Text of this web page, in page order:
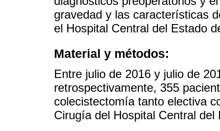
gravedad y las características
el Hospital Central del Estado
Material y métodos:
Entre julio de 2016 y julio de
retrospectivamente, 355
colecistectomía tanto electiva
Cirugía del Hospital Central del